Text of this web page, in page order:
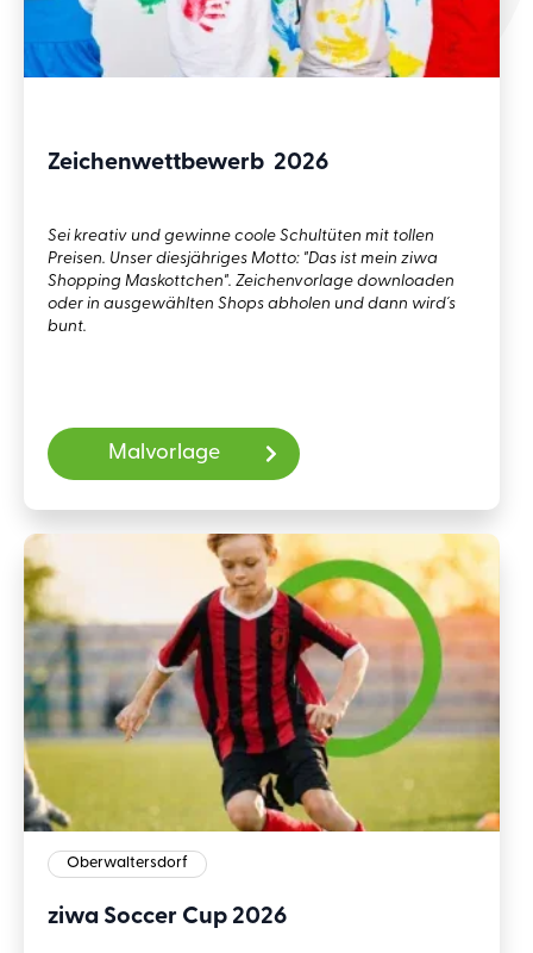
Zeichenwettbewerb 2026
Sei kreativ und gewinne coole Schultüten mit tollen
Preisen. Unser diesjähriges Motto: "Das ist mein ziwa
Shopping Maskottchen". Zeichenvorlage downloaden
oder in ausgewählten Shops abholen und dann wird´s
bunt.
Malvorlage
Oberwaltersdorf
ziwa Soccer Cup 2026